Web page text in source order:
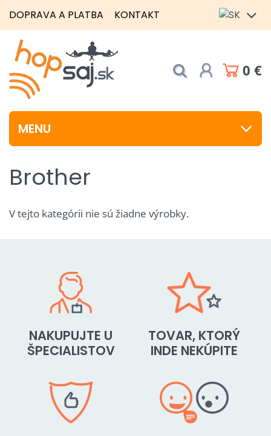
DOPRAVA A PLATBA KONTAKT
0 €
MENU
Brother
V tejto kategórii nie sú žiadne výrobky.
NAKUPUJTE U
ŠPECIALISTOV
TOVAR, KTORÝ
INDE NEKÚPITE